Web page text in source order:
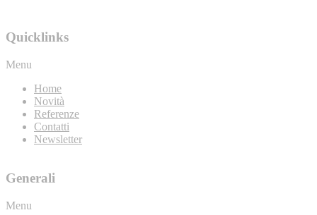
Quicklinks
Menu
Home
Novità
Referenze
Contatti
Newsletter
Generali
Menu